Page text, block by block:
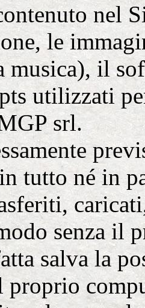
nel
le
musica), il
utilizzati
srl.
tutto né in
senza il
salva la
proprio